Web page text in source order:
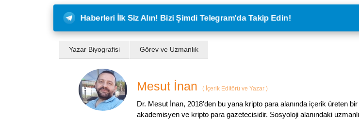
Haberleri İlk Siz Alın! Bizi Şimdi Telegram'da Takip Edin!
Yazar Biyografisi Görev ve Uzmanlık
Mesut İnan ( İçerik Editörü ve Yazar )
Dr. Mesut İnan, 2018’den bu yana kripto para alanında içerik üreten bir
akademisyen ve kripto para gazetecisidir. Sosyoloji alanındaki